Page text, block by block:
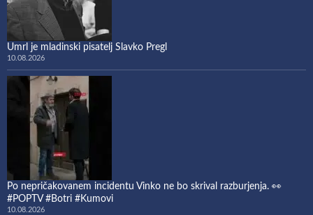
Umrl je mladinski pisatelj Slavko Pregl
10.08.2026
Po nepričakovanem incidentu Vinko ne bo skrival razburjenja. 👀
#POPTV #Botri #Kumovi
10.08.2026